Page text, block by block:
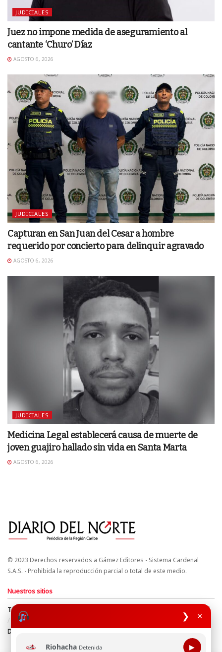
❯ ×
Riohacha Detenida ▶
JUDICIALES
Juez no impone medida de aseguramiento al
cantante ‘Churo’ Díaz
AGOSTO 6, 2026
JUDICIALES
Capturan en San Juan del Cesar a hombre
requerido por concierto para delinquir agravado
AGOSTO 6, 2026
JUDICIALES
Medicina Legal establecerá causa de muerte de
joven guajiro hallado sin vida en Santa Marta
AGOSTO 6, 2026
© 2023 Derechos reservados a Gámez Editores - Sistema Cardenal
S.A.S. - Prohibida la reproducción parcial o total de este medio.
Nuestros sitios
Términos y Condiciones
Derechos de Autor y Propiedad Intelectual
Política de uso de cookies
Política de Tratamiento de Datos
Directrices Editoriales